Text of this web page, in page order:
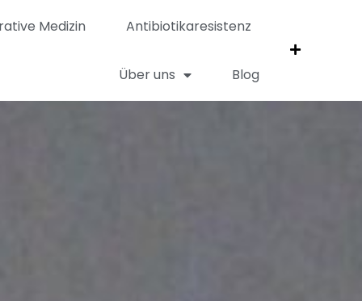
Medizin Antibiotikaresistenz
Über uns Blog